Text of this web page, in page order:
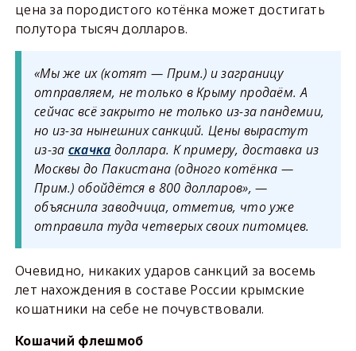
цена за породистого котёнка может достигать
полутора тысяч долларов.
«Мы же их (котят — Прим.) и заграницу
отправляем, не только в Крыму продаём. А
сейчас всё закрыто не только из-за пандемии,
но из-за нынешних санкций. Цены вырастут
из-за скачка доллара. К примеру, доставка из
Москвы до Пакистана (одного котёнка —
Прим.) обойдётся в 800 долларов», —
объяснила заводчица, отметив, что уже
отправила туда четверых своих питомцев.
Очевидно, никаких ударов санкций за восемь
лет нахождения в составе России крымские
кошатники на себе не почувствовали.
Кошачий флешмоб